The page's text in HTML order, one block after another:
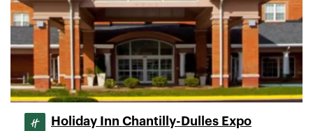
Holiday Inn Chantilly-Dulles Expo